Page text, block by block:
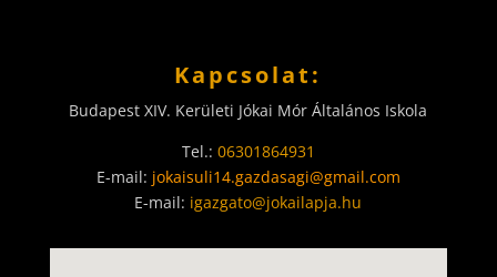
Kapcsolat:
Budapest XIV. Kerületi Jókai Mór Általános Iskola
Tel.: 06301864931
E-mail: jokaisuli14.gazdasagi@gmail.com
E-mail: igazgato@jokailapja.hu